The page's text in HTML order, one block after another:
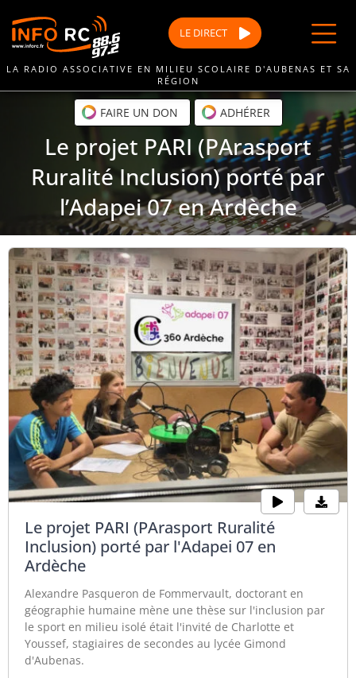
au
contenu
LE DIRECT
LA RADIO ASSOCIATIVE EN MILIEU SCOLAIRE D'AUBENAS ET SA
RÉGION
FAIRE UN DON ADHÉRER
Le projet PARI (PArasport
Ruralité Inclusion) porté par
l’Adapei 07 en Ardèche
Le projet PARI (PArasport Ruralité
Inclusion) porté par l'Adapei 07 en
Ardèche
Alexandre Pasqueron de Fommervault, doctorant en
géographie humaine mène une thèse sur l'inclusion par
le sport en milieu isolé était l'invité de Charlotte et
Youssef, stagiaires de secondes au lycée Gimond
d'Aubenas.